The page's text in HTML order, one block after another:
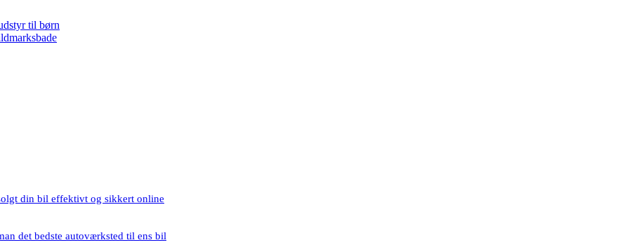
til børn
din bil effektivt og sikkert online
det bedste autoværksted til ens bil